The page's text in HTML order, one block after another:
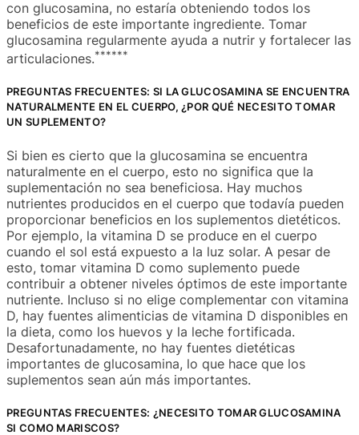
con glucosamina, no estaría obteniendo todos los
beneficios de este importante ingrediente. Tomar
glucosamina regularmente ayuda a nutrir y fortalecer las
articulaciones.******
PREGUNTAS FRECUENTES: SI LA GLUCOSAMINA SE ENCUENTRA
NATURALMENTE EN EL CUERPO, ¿POR QUÉ NECESITO TOMAR
UN SUPLEMENTO?
Si bien es cierto que la glucosamina se encuentra
naturalmente en el cuerpo, esto no significa que la
suplementación no sea beneficiosa. Hay muchos
nutrientes producidos en el cuerpo que todavía pueden
proporcionar beneficios en los suplementos dietéticos.
Por ejemplo, la vitamina D se produce en el cuerpo
cuando el sol está expuesto a la luz solar. A pesar de
esto, tomar vitamina D como suplemento puede
contribuir a obtener niveles óptimos de este importante
nutriente. Incluso si no elige complementar con vitamina
D, hay fuentes alimenticias de vitamina D disponibles en
la dieta, como los huevos y la leche fortificada.
Desafortunadamente, no hay fuentes dietéticas
importantes de glucosamina, lo que hace que los
suplementos sean aún más importantes.
PREGUNTAS FRECUENTES: ¿NECESITO TOMAR GLUCOSAMINA
SI COMO MARISCOS?